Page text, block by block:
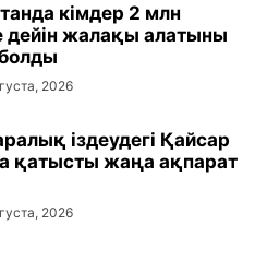
кімдер 2 млн
дейін жалақы алатыны
болды
2026
іздеудегі Қайсар
қатысты жаңа ақпарат
2026